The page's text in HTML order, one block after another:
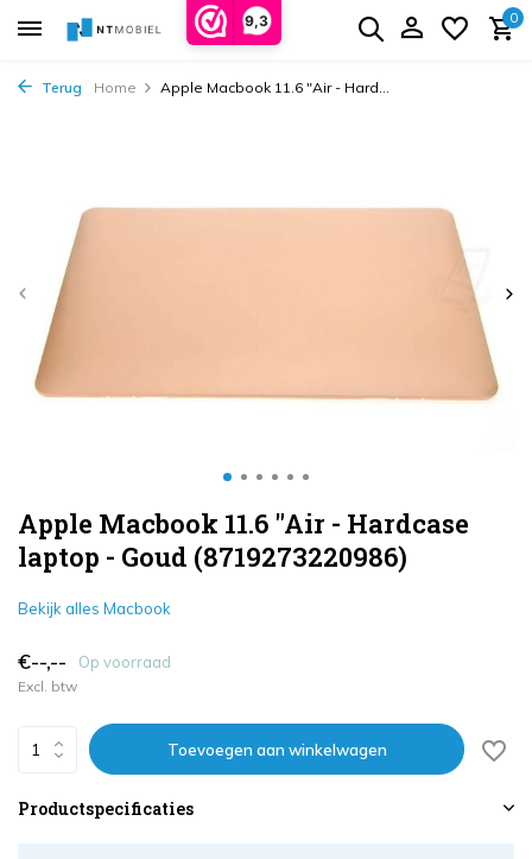
9,3 0
Terug Home Apple Macbook 11.6 "Air - Hard...
Apple Macbook 11.6 "Air - Hardcase
laptop - Goud (8719273220986)
Bekijk alles Macbook
€--,-- Op voorraad
Excl. btw
Toevoegen aan winkelwagen
Productspecificaties